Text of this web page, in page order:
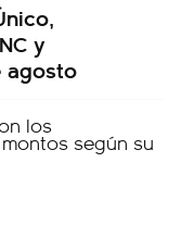
y
agosto